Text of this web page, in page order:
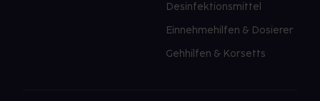
Desinfektionsmittel
Einnehmehilfen & Dosierer
Gehhilfen & Korsetts